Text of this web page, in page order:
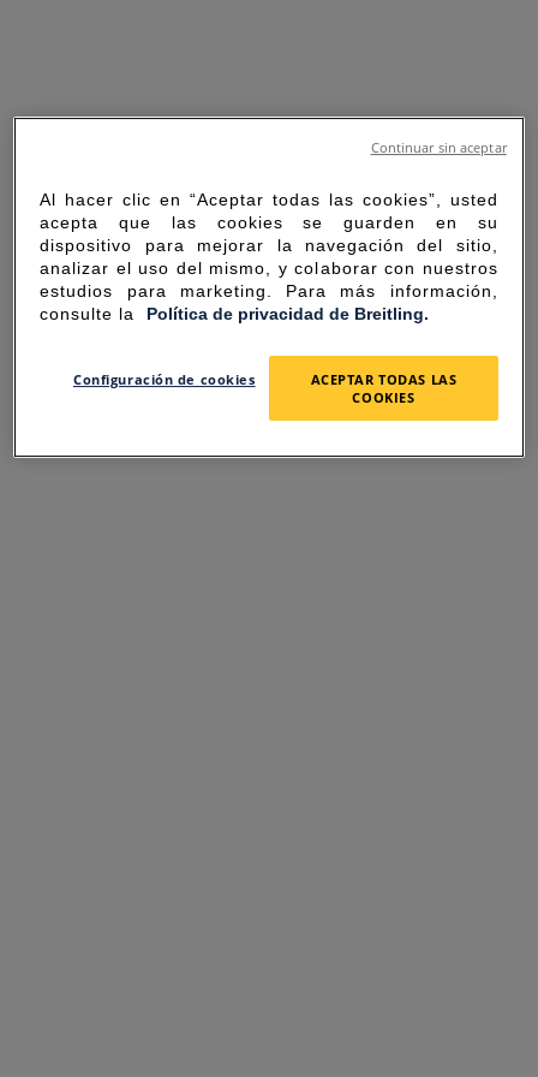
SORRY FOR THE
INCONVENIENCE
Al hacer clic en “Aceptar todas las cookies”, usted
acepta que las cookies se guarden en su
dispositivo para mejorar la navegación del sitio,
analizar el uso del mismo, y colaborar con nuestros
estudios para marketing. Para más información,
consulte la Política de privacidad de Breitling.
Configuración de cookies
ACEPTAR TODAS LAS
COOKIES
Continuar sin aceptar